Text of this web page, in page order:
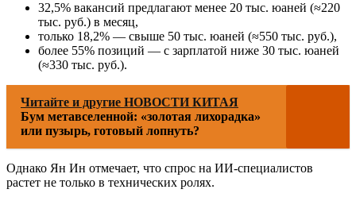
32,5% вакансий предлагают менее 20 тыс. юаней (≈220
тыс. руб.) в месяц,
только 18,2% — свыше 50 тыс. юаней (≈550 тыс. руб.),
более 55% позиций — с зарплатой ниже 30 тыс. юаней
(≈330 тыс. руб.).
Читайте и другие НОВОСТИ КИТАЯ
Бум метавселенной: «золотая лихорадка»
или пузырь, готовый лопнуть?
Однако Ян Ин отмечает, что спрос на ИИ-специалистов
растет не только в технических ролях.